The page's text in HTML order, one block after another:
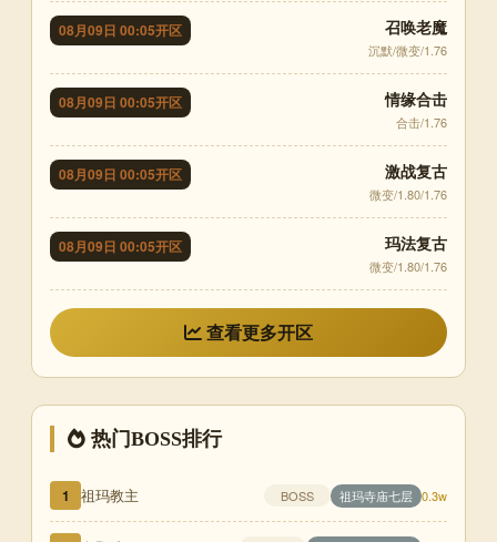
08月09日 00:05开区 召唤老魔
沉默/微变/1.76
08月09日 00:05开区 情缘合击
合击/1.76
08月09日 00:05开区 激战复古
微变/1.80/1.76
08月09日 00:05开区 玛法复古
微变/1.80/1.76
查看更多开区
热门BOSS排行
1 祖玛教主 BOSS 祖玛寺庙七层 0.3w